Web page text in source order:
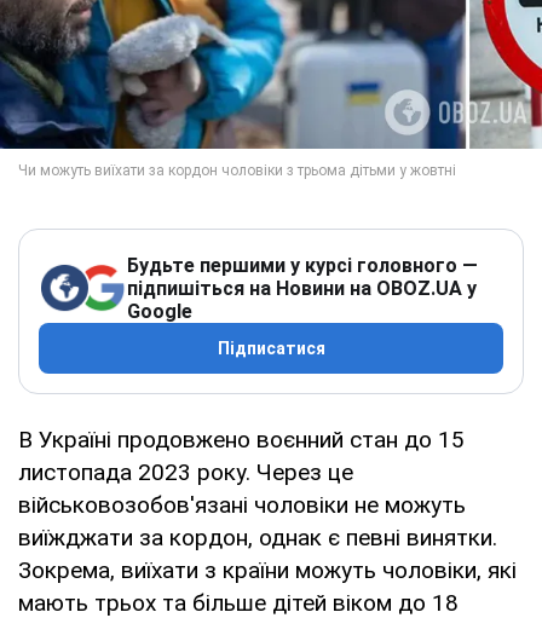
Будьте першими у курсі головного —
підпишіться на Новини на OBOZ.UA у
Google
Підписатися
В Україні продовжено воєнний стан до 15
листопада 2023 року. Через це
військовозобов'язані чоловіки не можуть
виїжджати за кордон, однак є певні винятки.
Зокрема, виїхати з країни можуть чоловіки, які
мають трьох та більше дітей віком до 18